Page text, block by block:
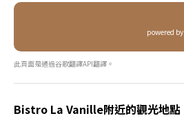
powered by
此頁面是通過谷歌翻譯API翻譯。
Bistro La Vanille附近的觀光地點